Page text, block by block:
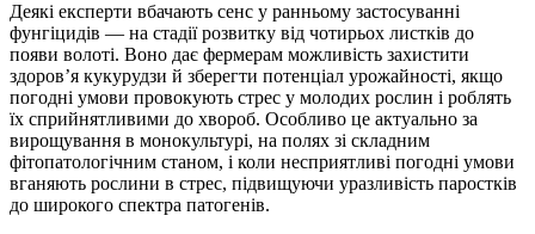
Деякі експерти вбачають сенс у ранньому застосуванні
фунгіцидів — на стадії розвитку від чотирьох листків до
появи волоті. Воно дає фермерам можливість захистити
здоров’я кукурудзи й зберегти потенціал урожайності, якщо
погодні умови провокують стрес у молодих рослин і роблять
їх сприйнятливими до хвороб. Особливо це актуально за
вирощування в монокультурі, на полях зі складним
фітопатологічним станом, і коли несприятливі погодні умови
вганяють рослини в стрес, підвищуючи уразливість паростків
до широкого спектра патогенів.